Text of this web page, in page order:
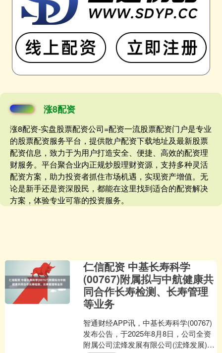
涨8配资
涨8配资-实盘股票配资公司=配资一流股票配资门户是专业
的股票配资服务平台，提供散户配资下载地址及最新股票
配资信息，致力于为用户打造安全、便捷、高效的配资理
财服务。平台聚合业内正规炒股理财资源，支持多种灵活
配资方案，助力投资者抓住市场机遇，实现资产增值。无
论是新手还是资深股民，都能在这里找到适合的配资解决
方案，体验专业可靠的投资服务。
仁信配资 中基长寿科学
(00767)附属拟与中航健康共
同合作长寿检测、长寿管理
等业务
智通财经APP讯，中基长寿科学(00767)
发布公告，于2025年8月8日，公司全资
附属公司浤烽发展有限公司(浤烽发展)与